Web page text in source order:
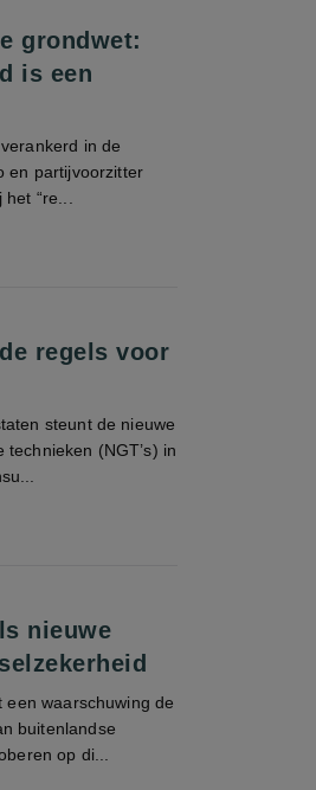
grondwet:
is een
in de
en partijvoorzitter
“re...
regels voor
steunt de nieuwe
(NGT’s) in
nieuwe
een waarschuwing de
buitenlandse
op di...